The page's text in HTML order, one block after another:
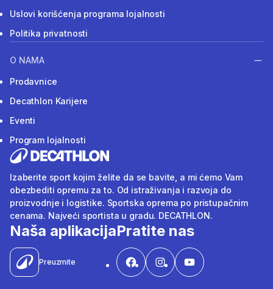
Uslovi korišćenja programa lojalnosti
Politika privatnosti
O NAMA
Prodavnice
Decathlon Karijere
Eventi
Program lojalnosti
Izaberite sport kojim želite da se bavite, a mi ćemo Vam
obezbediti opremu za to. Od istraživanja i razvoja do
proizvodnje i logistike. Sportska oprema po pristupačnim
cenama. Najveći sportista u gradu. DECATHLON.
Naša aplikacija
Preuzmite
Pratite nas